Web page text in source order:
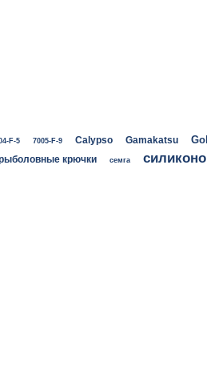
F-5 7005-F-9 Calypso Gamakatsu
крючки семга